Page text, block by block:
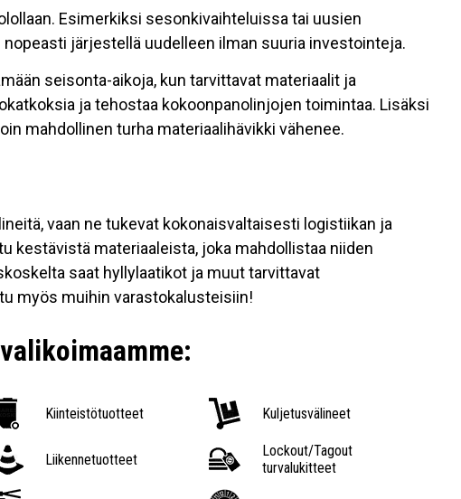
Esimerkiksi sesonkivaihteluissa tai uusien
järjestellä uudelleen ilman suuria investointeja.
seisonta-aikoja, kun tarvittavat materiaalit ja
ja tehostaa kokoonpanolinjojen toimintaa. Lisäksi
mahdollinen turha materiaalihävikki vähenee.
vaan ne tukevat kokonaisvaltaisesti logistiikan ja
kestävistä materiaaleista, joka mahdollistaa niiden
saat hyllylaatikot ja muut tarvittavat
myös muihin varastokalusteisiin!
Kiinteistötuotteet Kuljetusvälineet
Liikennetuotteet
Lockout/Tagout
turvalukitteet